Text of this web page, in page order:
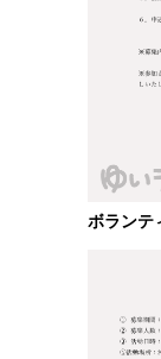
ボランテ